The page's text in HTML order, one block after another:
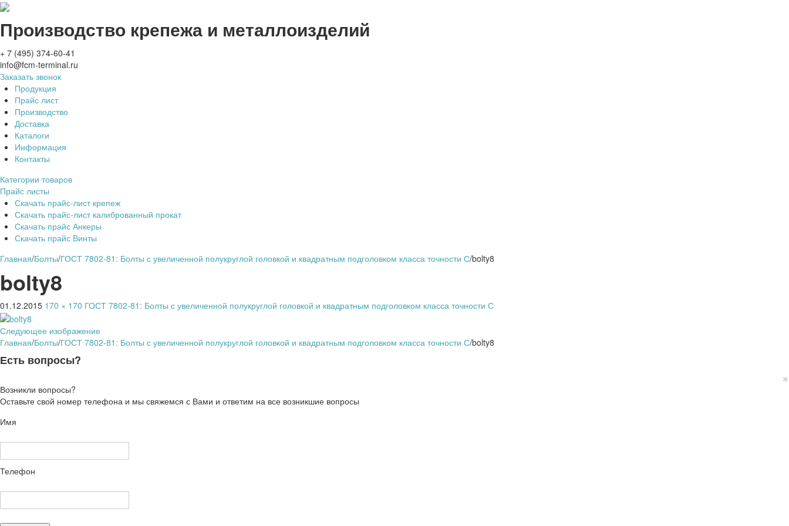
Производство крепежа и металлоизделий
+ 7 (495) 374-60-41
info@fcm-terminal.ru
Заказать звонок
Продукция
Прайс лист
Производство
Доставка
Каталоги
Информация
Контакты
Категории товаров
Прайс листы
Скачать прайс-лист крепеж
Скачать прайс-лист калиброванный прокат
Скачать прайс Анкеры
Скачать прайс Винты
Главная/Болты/ГОСТ 7802-81: Болты с увеличенной полукруглой головкой и квадратным подголовком класса точности С/bolty8
bolty8
01.12.2015 170 × 170 ГОСТ 7802-81: Болты с увеличенной полукруглой головкой и квадратным подголовком класса точности С
Следующее изображение
Главная/Болты/ГОСТ 7802-81: Болты с увеличенной полукруглой головкой и квадратным подголовком класса точности С/bolty8
Есть вопросы?
×
Возникли вопросы?
Оставьте свой номер телефона и мы свяжемся с Вами и ответим на все возникшие вопросы
Имя
Телефон